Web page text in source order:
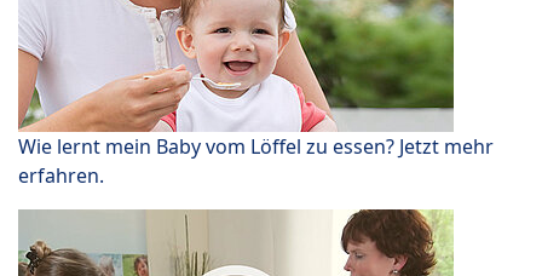
Wie lernt mein Baby vom Löffel zu essen? Jetzt mehr
erfahren.